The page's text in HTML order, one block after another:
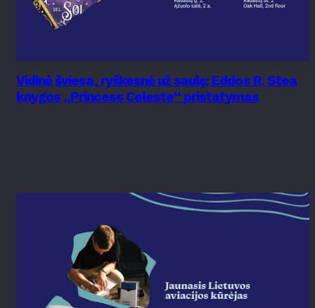
Vidinė šviesa, ryškesnė už saulę: Eddos R. Stea
knygos „Princess Celeste“ pristatymas